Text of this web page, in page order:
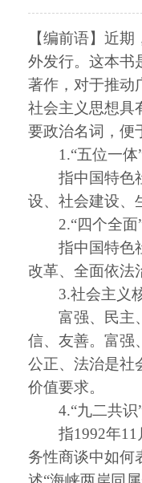
【编前语】近
外发行。这本书
著作，对于推动
社会主义思想具
要政治名词，便
1.“五位一体”
指中国特色社
设、社会建设、
2.“四个全面”
指中国特色社
改革、全面依法
3.社会主义
富强、民主、
信、友善。富强
公正、法治是社
价值要求。
4.“九二共识
指1992年11
务性商谈中如何